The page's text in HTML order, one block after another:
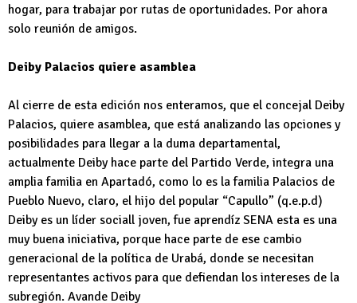
hogar, para trabajar por rutas de oportunidades. Por ahora
solo reunión de amigos.
Deiby Palacios quiere asamblea
Al cierre de esta edición nos enteramos, que el concejal Deiby
Palacios, quiere asamblea, que está analizando las opciones y
posibilidades para llegar a la duma departamental,
actualmente Deiby hace parte del Partido Verde, integra una
amplia familia en Apartadó, como lo es la familia Palacios de
Pueblo Nuevo, claro, el hijo del popular “Capullo” (q.e.p.d)
Deiby es un líder sociall joven, fue aprendíz SENA esta es una
muy buena iniciativa, porque hace parte de ese cambio
generacional de la política de Urabá, donde se necesitan
representantes activos para que defiendan los intereses de la
subregión. Avande Deiby